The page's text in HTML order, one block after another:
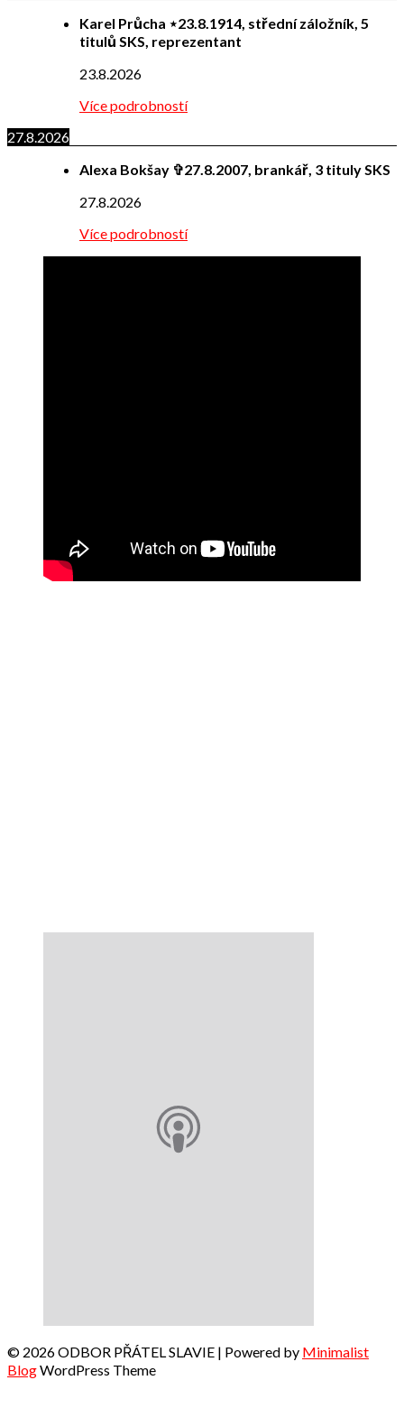
Karel Průcha ⋆23.8.1914, střední záložník, 5
titulů SKS, reprezentant
23.8.2026
Více podrobností
27.8.2026
Alexa Bokšay ✞27.8.2007, brankář, 3 tituly SKS
27.8.2026
Více podrobností
© 2026 ODBOR PŘÁTEL SLAVIE | Powered by Minimalist
BlogWordPress Theme